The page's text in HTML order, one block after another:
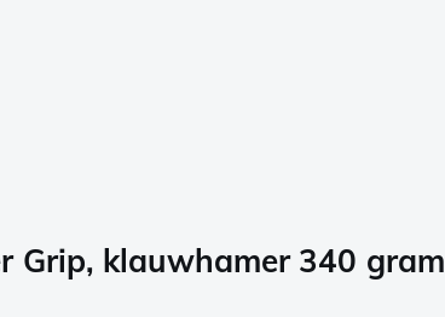
Grip, klauwhamer 340 gram